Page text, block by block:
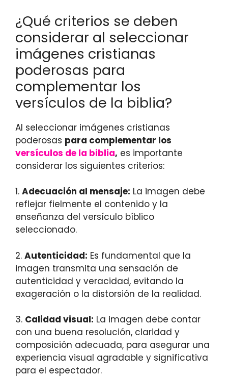
¿Qué criterios se deben
considerar al seleccionar
imágenes cristianas
poderosas para
complementar los
versículos de la biblia?
Al seleccionar imágenes cristianas
poderosas para complementar los
versículos de la biblia, es importante
considerar los siguientes criterios:
1. Adecuación al mensaje: La imagen debe
reflejar fielmente el contenido y la
enseñanza del versículo bíblico
seleccionado.
2. Autenticidad: Es fundamental que la
imagen transmita una sensación de
autenticidad y veracidad, evitando la
exageración o la distorsión de la realidad.
3. Calidad visual: La imagen debe contar
con una buena resolución, claridad y
composición adecuada, para asegurar una
experiencia visual agradable y significativa
para el espectador.